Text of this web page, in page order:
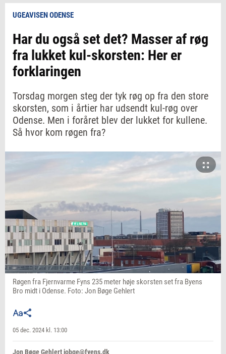
UGEAVISEN ODENSE
Har du også set det? Masser af røg
fra lukket kul-skorsten: Her er
forklaringen
Torsdag morgen steg der tyk røg op fra den store
skorsten, som i årtier har udsendt kul-røg over
Odense. Men i foråret blev der lukket for kullene.
Så hvor kom røgen fra?
Røgen fra Fjernvarme Fyns 235 meter høje skorsten set fra Byens
Bro midt i Odense. Foto: Jon Bøge Gehlert
05 dec. 2024 kl. 13:00
Jon Bøge Gehlert jobge@fyens.dk